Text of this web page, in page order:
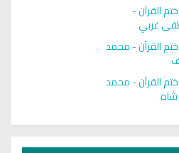
القرآن -
غربي
القرآن - محمد
القرآن - محمد
شاه